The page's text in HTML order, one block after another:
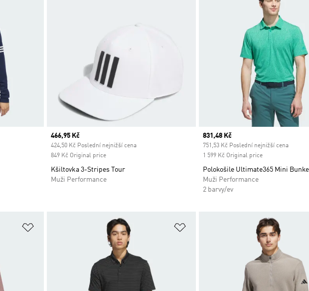
Current price
466,95 Kč
424,50 Kč Poslední nejnižší cena
849 Kč Original price
Kšiltovka 3-Stripes Tour
Muži Performance
Current price
831,48 Kč
751,53 Kč Poslední nejnižší cena
1 599 Kč Original price
Polokošile Ultimate365 Mini
Muži Performance
2 barvy/ev
Přidat do seznamu přání Přidat do seznamu přání